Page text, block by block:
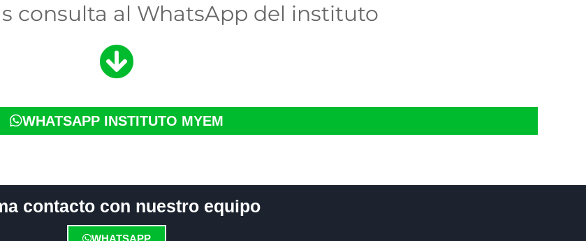
consulta al WhatsApp del instituto
WHATSAPP INSTITUTO MYEM
contacto con nuestro equipo
WHATSAPP